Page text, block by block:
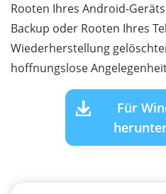
Rooten Ihres Android-
Backup oder Rooten Ihres
Wiederherstellung
hoffnungslose
Für